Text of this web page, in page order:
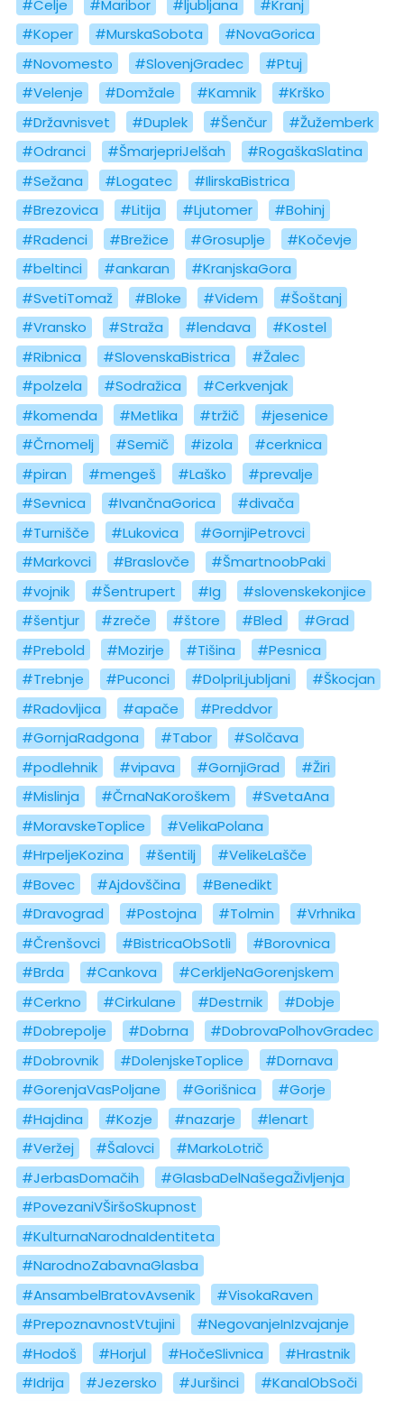
#Celje #Maribor #ljubljana
#Kranj
#Koper
#MurskaSobota
#NovaGorica
#Novomesto
#SlovenjGradec
#Ptuj
#Velenje
#Domžale #Kamnik
#Krško
#Državnisvet
#Duplek #Šenčur
#Žužemberk
#Odranci
#ŠmarjepriJelšah
#RogaškaSlatina
#Sežana
#Logatec
#IlirskaBistrica
#Brezovica
#Litija #Ljutomer
#Bohinj
#Radenci
#Brežice #Grosuplje
#Kočevje
#beltinci
#ankaran
#KranjskaGora
#SvetiTomaž
#Bloke #Videm
#Šoštanj
#Vransko
#Straža #lendava
#Kostel
#Ribnica
#SlovenskaBistrica
#Žalec
#polzela
#Sodražica
#Cerkvenjak
#komenda
#Metlika #tržič
#jesenice
#Črnomelj
#Semič #izola
#cerknica
#piran
#mengeš #Laško
#prevalje
#Sevnica
#IvančnaGorica
#divača
#Turnišče
#Lukovica
#GornjiPetrovci
#Markovci
#Braslovče
#ŠmartnoobPaki
#vojnik
#Šentrupert #Ig
#slovenskekonjice
#šentjur
#zreče #štore #Bled
#Grad
#Prebold
#Mozirje #Tišina
#Pesnica
#Trebnje
#Puconci #DolpriLjubljani
#Škocjan
#Radovljica
#apače
#Preddvor
#GornjaRadgona
#Tabor
#Solčava
#podlehnik
#vipava #GornjiGrad
#Žiri
#Mislinja
#ČrnaNaKoroškem
#SvetaAna
#MoravskeToplice
#VelikaPolana
#HrpeljeKozina
#šentilj
#VelikeLašče
#Bovec
#Ajdovščina
#Benedikt
#Dravograd
#Postojna #Tolmin
#Vrhnika
#Črenšovci
#BistricaObSotli
#Borovnica
#Brda
#Cankova
#CerkljeNaGorenjskem
#Cerkno
#Cirkulane #Destrnik
#Dobje
#Dobrepolje
#Dobrna
#DobrovaPolhovGradec
#Dobrovnik
#DolenjskeToplice
#Dornava
#GorenjaVasPoljane
#Gorišnica
#Gorje
#Hajdina
#Kozje #nazarje
#lenart
#Veržej
#Šalovci
#MarkoLotrič
#JerbasDomačih
#GlasbaDelNašegaŽivljenja
#PovezaniVŠiršoSkupnost
#KulturnaNarodnaIdentiteta
#NarodnoZabavnaGlasba
#AnsambelBratovAvsenik
#VisokaRaven
#PrepoznavnostVtujini
#NegovanjeInIzvajanje
#Hodoš
#Horjul #HočeSlivnica
#Hrastnik
#Idrija
#Jezersko #Juršinci
#KanalObSoči